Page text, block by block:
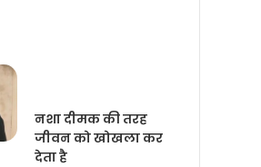
नशा दीमक की तरह
जीवन को खोखला कर
देता है